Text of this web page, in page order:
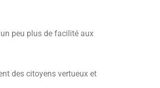
peu plus de facilité aux
des citoyens vertueux et